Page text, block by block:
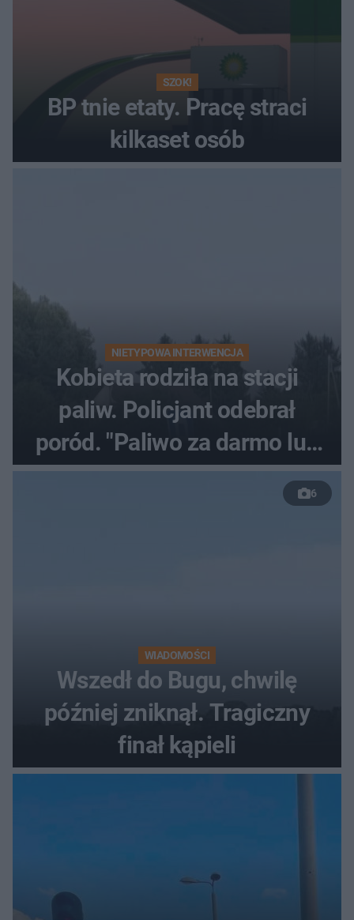
SZOK!
BP tnie etaty. Pracę straci
kilkaset osób
NIETYPOWA INTERWENCJA
Kobieta rodziła na stacji
paliw. Policjant odebrał
poród. "Paliwo za darmo lub
50 %!"
6
WIADOMOŚCI
Wszedł do Bugu, chwilę
później zniknął. Tragiczny
finał kąpieli